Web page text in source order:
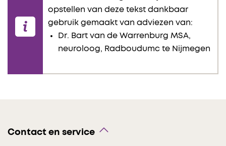
opstellen van deze tekst dankbaar
gebruik gemaakt van adviezen van:
Dr. Bart van de Warrenburg MSA,
neuroloog, Radboudumc te Nijmegen
Contact en service